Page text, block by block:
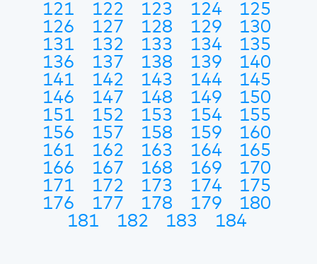
121
122 123 124
125
126
127 128 129
130
131
132 133 134
135
136
137 138 139
140
141
142 143 144
145
146
147 148 149
150
151
152 153 154
155
156
157 158 159
160
161
162 163 164
165
166
167 168 169
170
171
172 173 174
175
176
177 178 179
180
181
182 183 184